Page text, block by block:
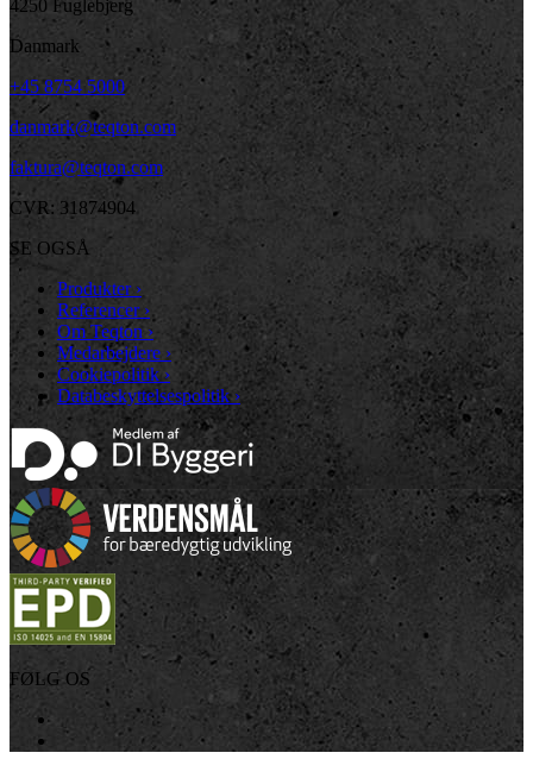
4250 Fuglebjerg
Danmark
+45 8754 5000
danmark@teqton.com
faktura@teqton.com
CVR: 31874904
SE OGSÅ
Produkter ›
Referencer ›
Om Teqton ›
Medarbejdere ›
Cookiepolitik ›
Databeskyttelsespolitik›
FØLG OS